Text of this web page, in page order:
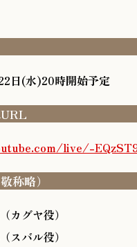
日(水)20時開始予定
live/-
称略）
カグヤ役）
スバル役）